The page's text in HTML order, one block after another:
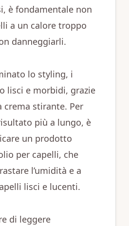
è fondamentale non
a un calore troppo
danneggiarli.
lo styling, i
lisci e morbidi, grazie
crema stirante. Per
più a lungo, è
un prodotto
per capelli, che
l’umidità e a
lisci e lucenti.
di leggere